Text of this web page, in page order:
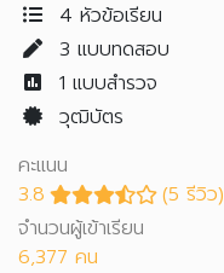
4 หัวข้อเรียน
3 แบบทดสอบ
1 แบบสำรวจ
วุฒิบัตร
คะแนน
3.8
(5 รีวิว)
จำนวนผู้เข้าเรียน
6,377 คน